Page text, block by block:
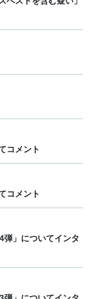
コメント
コメント
弾」についてインタ